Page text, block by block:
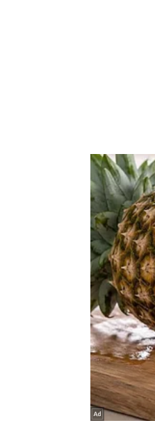
Programação
16/06 às 14h
Filme ainda será
5 ingressos
Shopping ABC (Av.
Programação
23/06 às 14h10